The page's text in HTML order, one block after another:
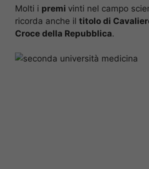
Molti i premi vinti nel campo
ricorda anche il titolo di
Croce della Repubblica.